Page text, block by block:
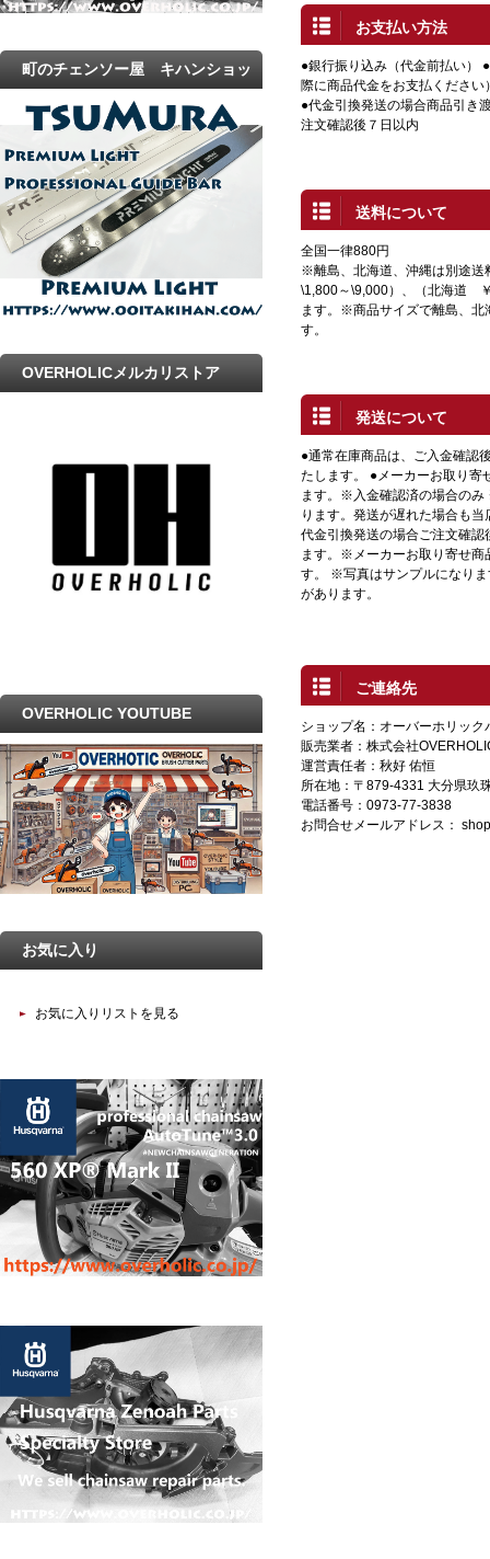
お支払い方法
●銀行振り込み（代金前払い）
際に商品代金をお支払ください
●代金引換発送の場合商品引き
注文確認後７日以内
送料について
全国一律880円
※離島、北海道、沖縄は別途送
\1,800～\9,000）、（北海道
ます。※商品サイズで離島、北
す。
発送について
●通常在庫商品は、ご入金確認
たします。 ●メーカーお取り寄
ます。※入金確認済の場合の
ります。発送が遅れた場合も
代金引換発送の場合ご注文確
ます。※メーカーお取り寄せ商
す。 ※写真はサンプルになり
があります。
ご連絡先
ショップ名：オーバーホリック
販売業者：株式会社
運営責任者：秋好 佑恒
所在地：〒879-4331 大分県玖
電話番号：0973-77-3838
お問合せメールアドレス：
町のチェンソー屋 キハンショッ
プ
OVERHOLICメルカリストア
OVERHOLIC YOUTUBE
お気に入り
お気に入りリストを見る